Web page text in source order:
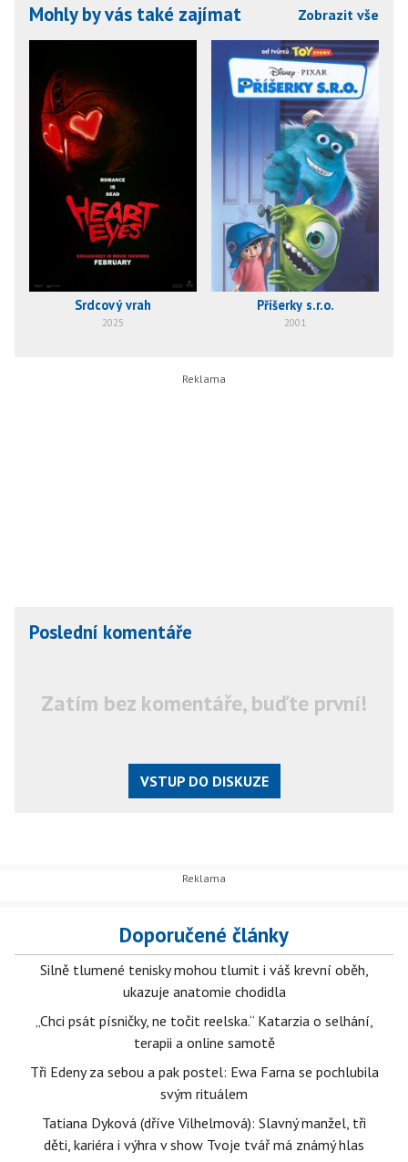
Mohly by vás také zajímat Zobrazit vše
Srdcový vrah
2025
Příšerky s.r.o.
2001
Poslední komentáře
Zatím bez komentáře, buďte první!
VSTUP DO DISKUZE
Doporučené články
Silně tlumené tenisky mohou tlumit i váš krevní oběh,
ukazuje anatomie chodidla
„Chci psát písničky, ne točit reelska.“ Katarzia o selhání,
terapii a online samotě
Tři Edeny za sebou a pak postel: Ewa Farna se pochlubila
svým rituálem
Tatiana Dyková (dříve Vilhelmová): Slavný manžel, tři
děti, kariéra i výhra v show Tvoje tvář má známý hlas